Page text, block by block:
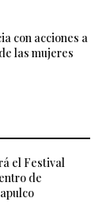
con acciones a
las mujeres
el Festival
de